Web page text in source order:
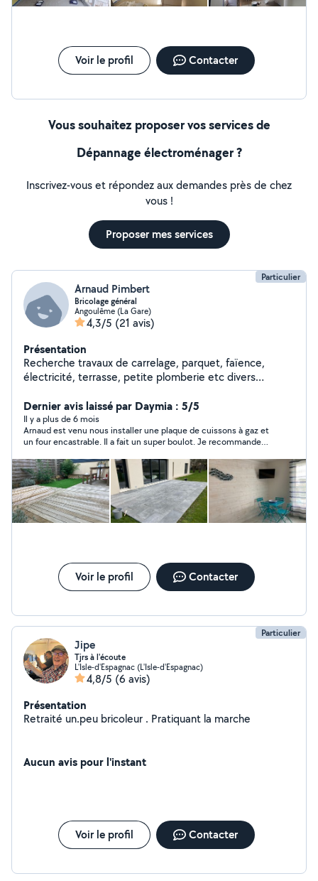
Voir le profil Contacter
Vous souhaitez proposer vos services de
Dépannage électroménager ?
Inscrivez-vous et répondez aux demandes près de chez
vous !
Proposer mes services
Particulier
Arnaud Pimbert
Bricolage général
Angoulême (La Gare)
4,3/5 (21 avis)
Présentation
Recherche travaux de carrelage, parquet, faïence,
électricité, terrasse, petite plomberie etc divers
entièrement refaites par moi même Un échange
téléphonique ou une prise de contact n'engage à rien je
serai toujours disponible même pour un simple
renseignement Photos possible sur demande Bonne
journée à vous Arnaud
Dernier avis laissé par Daymia : 5/5
Il y a plus de 6 mois
Arnaud est venu nous installer une plaque de cuissons à gaz et
un four encastrable. Il a fait un super boulot. Je recommande
Voir le profil Contacter
Particulier
Jipe
Tjrs à l'écoute
L'Isle-d'Espagnac (L'Isle-d'Espagnac)
4,8/5 (6 avis)
Présentation
Retraité un.peu bricoleur . Pratiquant la marche
Aucun avis pour l'instant
Voir le profil Contacter